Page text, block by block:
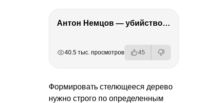
Антон Немцов — убийство Бориса Немцова, переезд в Дубай, семья и политика
40.5 тыс. просмотров 45
Формировать стелющееся дерево
нужно строго по определенным